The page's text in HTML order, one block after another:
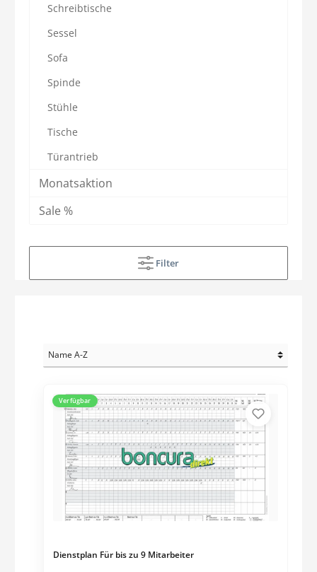
Schreibtische
Sessel
Sofa
Spinde
Stühle
Tische
Türantrieb
Monatsaktion
Sale %
Filter
Verfügbar
Dienstplan Für bis zu 9 Mitarbeiter